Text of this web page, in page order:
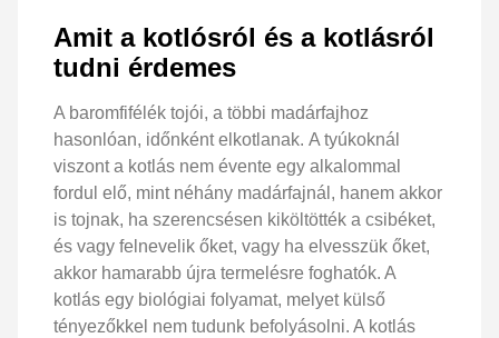
Amit a kotlósról és a kotlásról
tudni érdemes
A baromfifélék tojói, a többi madárfajhoz
hasonlóan, időnként elkotlanak. A tyúkoknál
viszont a kotlás nem évente egy alkalommal
fordul elő, mint néhány madárfajnál, hanem akkor
is tojnak, ha szerencsésen kiköltötték a csibéket,
és vagy felnevelik őket, vagy ha elvesszük őket,
akkor hamarabb újra termelésre foghatók. A
kotlás egy biológiai folyamat, melyet külső
tényezőkkel nem tudunk befolyásolni. A kotlás